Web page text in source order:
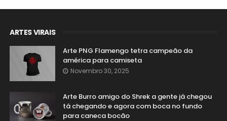
ARTES VIRAIS
Arte PNG Flamengo tetra campeão da
américa para camiseta
Novembro 30, 2025
Arte Burro amigo do Shrek a gente já chegou
tá chegando e agora com boca no fundo
para caneca bocão